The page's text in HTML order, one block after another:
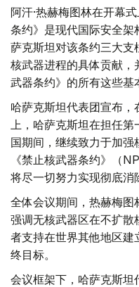
阿汗·热赫梅图林在开幕
条约》是现代国际安全架
萨克斯坦对该条约三大支
核武器进程的具体贡献
武器条约》的所有这些基
哈萨克斯坦代表团宣布
上，哈萨克斯坦在担任
国期间，继续致力于加
《禁止核武器条约》（
将尽一切努力实现彻底消
全体会议期间，热赫梅图
强调无核武器区在不扩散
者支持在世界其他地区
终目标。
会议框架下，哈萨克斯坦